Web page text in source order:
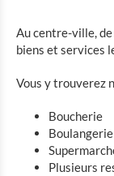
Parc Naturel
Shopping
Centre ville
Shopping
Au centre-ville,
biens et services
Vous y trouverez
Boucherie
Boulangerie
Plusieurs